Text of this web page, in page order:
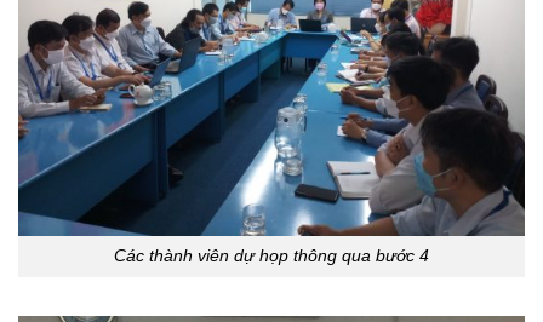
Các thành viên dự họp thông qua bước 4